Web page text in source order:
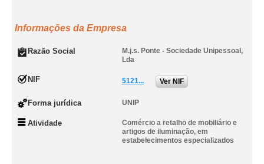
Informações da Empresa
Razão Social
M.j.s. Ponte - Sociedade Unipessoal,
Lda
NIF 5121... Ver NIF
Forma jurídica UNIP
Atividade
Comércio a retalho de mobiliário e
artigos de iluminação, em
estabelecimentos especializados